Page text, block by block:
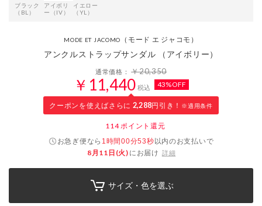
ブラック
（BL）
アイボリ
ー（IV）
イエロー
（YL）
MODE ET JACOMO （モード エ ジャコモ）
アンクルストラップサンダル （アイボリー）
通常価格：￥20,350
￥11,440 税込 43%OFF
クーポンを使えばさらに 2,288円引き！ ※適用条件
114ポイント還元
お急ぎ便なら 1時間00分52秒以内のお支払いで
8月11日(火) にお届け 詳細
サイズ・色を選ぶ